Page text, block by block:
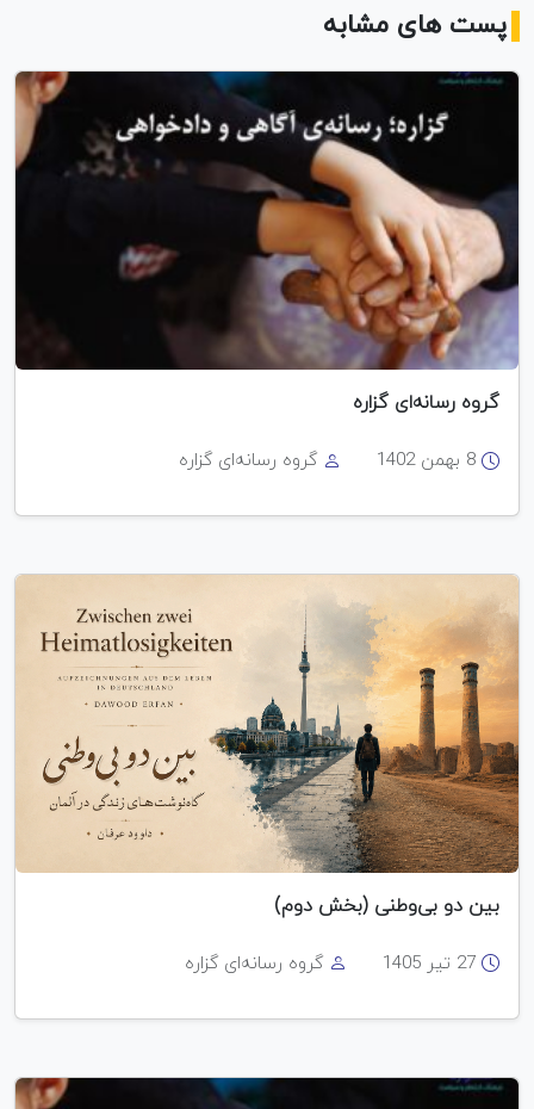
پست های مشابه
گروه رسانه‌ای گزاره
8 بهمن 1402 گروه رسانه‌ای گزاره
بین دو بی‌وطنی (بخش دوم)
27 تیر 1405 گروه رسانه‌ای گزاره